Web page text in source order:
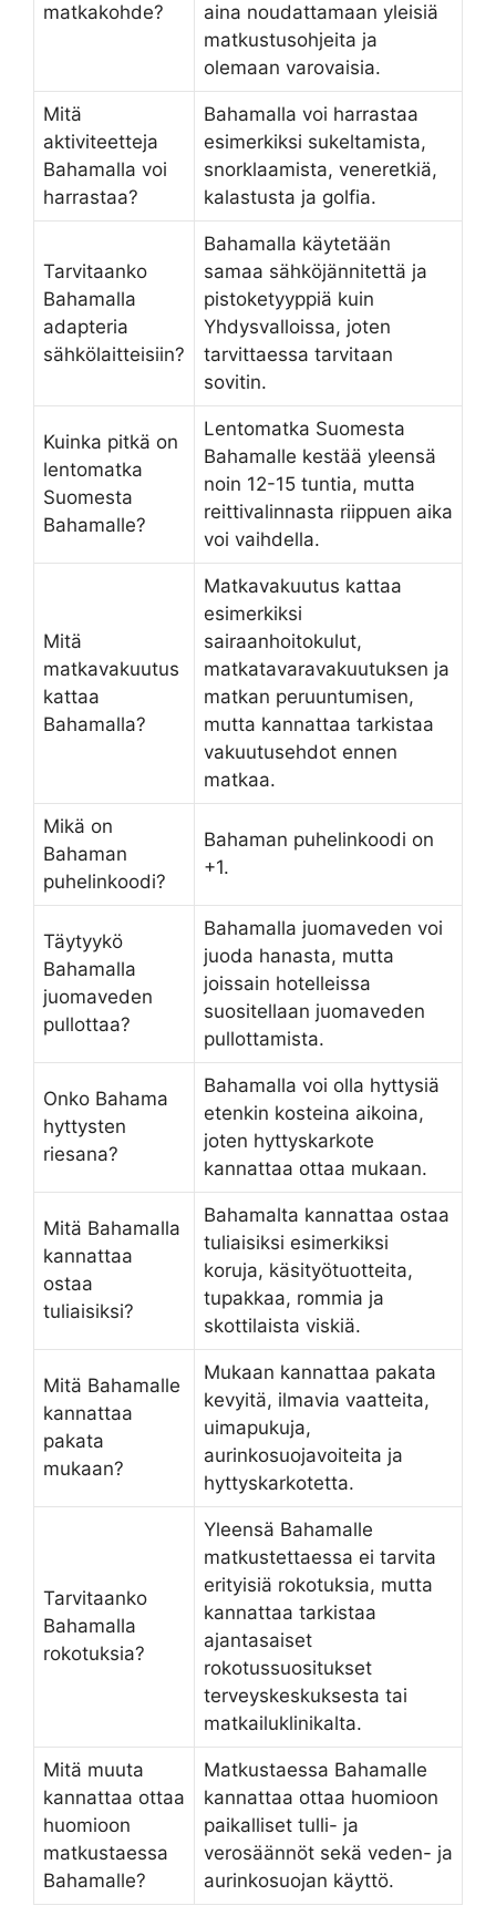
matkakohde?
aina noudattamaan yleisiä
matkustusohjeita ja
olemaan varovaisia.
Mitä
aktiviteetteja
Bahamalla voi
harrastaa?
Bahamalla voi harrastaa
esimerkiksi sukeltamista,
snorklaamista, veneretkiä,
kalastusta ja golfia.
Tarvitaanko
Bahamalla
adapteria
sähkölaitteisiin?
Bahamalla käytetään
samaa sähköjännitettä ja
pistoketyyppiä kuin
Yhdysvalloissa, joten
tarvittaessa tarvitaan
sovitin.
Kuinka pitkä on
lentomatka
Suomesta
Bahamalle?
Lentomatka Suomesta
Bahamalle kestää yleensä
noin 12-15 tuntia, mutta
reittivalinnasta riippuen aika
voi vaihdella.
Mitä
matkavakuutus
kattaa
Bahamalla?
Matkavakuutus kattaa
esimerkiksi
sairaanhoitokulut,
matkatavaravakuutuksen ja
matkan peruuntumisen,
mutta kannattaa tarkistaa
vakuutusehdot ennen
matkaa.
Mikä on
Bahaman
puhelinkoodi?
Bahaman puhelinkoodi on
+1.
Täytyykö
Bahamalla
juomaveden
pullottaa?
Bahamalla juomaveden voi
juoda hanasta, mutta
joissain hotelleissa
suositellaan juomaveden
pullottamista.
Onko Bahama
hyttysten
riesana?
Bahamalla voi olla hyttysiä
etenkin kosteina aikoina,
joten hyttyskarkote
kannattaa ottaa mukaan.
Mitä Bahamalla
kannattaa
ostaa
tuliaisiksi?
Bahamalta kannattaa ostaa
tuliaisiksi esimerkiksi
koruja, käsityötuotteita,
tupakkaa, rommia ja
skottilaista viskiä.
Mitä Bahamalle
kannattaa
pakata
mukaan?
Mukaan kannattaa pakata
kevyitä, ilmavia vaatteita,
uimapukuja,
aurinkosuojavoiteita ja
hyttyskarkotetta.
Tarvitaanko
Bahamalla
rokotuksia?
Yleensä Bahamalle
matkustettaessa ei tarvita
erityisiä rokotuksia, mutta
kannattaa tarkistaa
ajantasaiset
rokotussuositukset
terveyskeskuksesta tai
matkailuklinikalta.
Mitä muuta
kannattaa ottaa
huomioon
matkustaessa
Bahamalle?
Matkustaessa Bahamalle
kannattaa ottaa huomioon
paikalliset tulli- ja
verosäännöt sekä veden- ja
aurinkosuojan käyttö.